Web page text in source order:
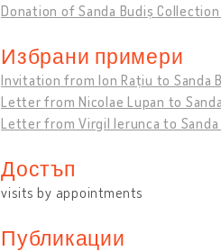
Donation of Sanda Budiș Collection
Избрани примери
Invitation from Ion Rațiu to Sanda
Letter from Nicolae Lupan to
Letter from Virgil Ierunca to Sanda
Достъп
visits by appointments
Публикации